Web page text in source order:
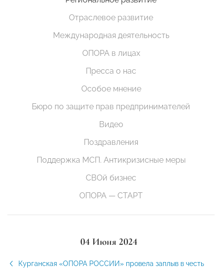
Отраслевое развитие
Международная деятельность
ОПОРА в лицах
Пресса о нас
Особое мнение
Бюро по защите прав предпринимателей
Видео
Поздравления
Поддержка МСП. Антикризисные меры
СВОй бизнес
ОПОРА — СТАРТ
04 Июня 2024
Курганская «ОПОРА РОССИИ» провела заплыв в честь